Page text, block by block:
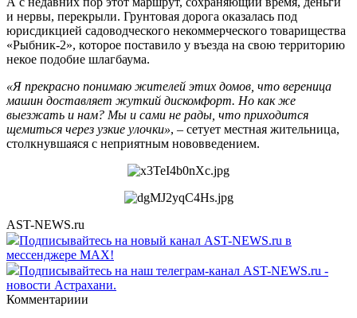
и нервы, перекрыли. Грунтовая дорога оказалась под
юрисдикцией садоводческого некоммерческого товарищества
«Рыбник-2», которое поставило у въезда на свою территорию
некое подобие шлагбаума.
«Я прекрасно понимаю жителей этих домов, что вереница
машин доставляет жуткий дискомфорт. Но как же
выезжать и нам? Мы и сами не рады, что приходится
щемиться через узкие улочки», – сетует местная жительница,
столкнувшаяся с неприятным нововведением.
AST-NEWS.ru
Подписывайтесь на новый канал AST-NEWS.ru в
мессенджере MAX!
Подписывайтесь на наш телеграм-канал AST-NEWS.ru -
новости Астрахани.
Комментариии